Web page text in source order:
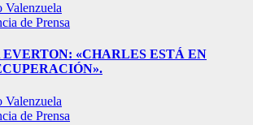
Valenzuela
de Prensa
EVERTON: «CHARLES ESTÁ EN
Valenzuela
de Prensa